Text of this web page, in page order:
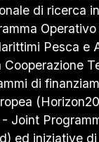
di ricerca
Pesca e
di
- Joint
ed iniziative